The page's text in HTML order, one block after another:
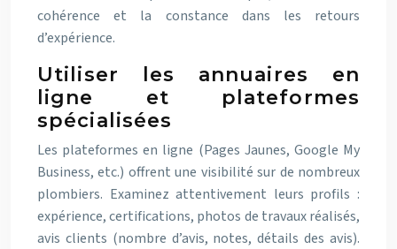
cohérence et la constance dans les retours
d’expérience.
Utiliser les annuaires en
ligne et plateformes
spécialisées
Les plateformes en ligne (Pages Jaunes, Google My
Business, etc.) offrent une visibilité sur de nombreux
plombiers. Examinez attentivement leurs profils :
expérience, certifications, photos de travaux réalisés,
avis clients (nombre d’avis, notes, détails des avis).